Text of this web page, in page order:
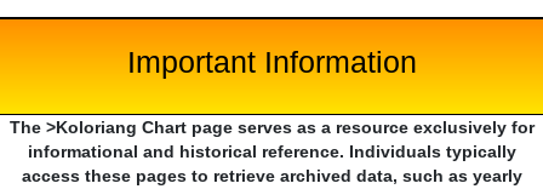
Important Information
The >Koloriang Chart page serves as a resource exclusively for
informational and historical reference. Individuals typically
access these pages to retrieve archived data, such as yearly